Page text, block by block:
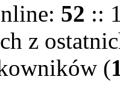
52 ::
z
(